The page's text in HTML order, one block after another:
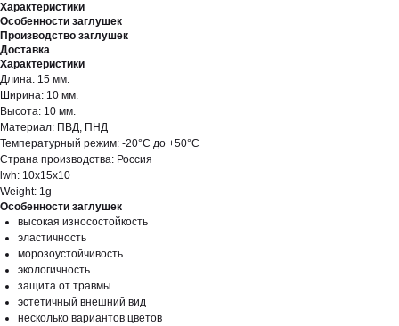
Характеристики
Особенности заглушек
Производство заглушек
Доставка
Характеристики
Длина: 15 мм.
Ширина: 10 мм.
Высота: 10 мм.
Материал: ПВД, ПНД
Температурный режим: -20°С до +50°С
Страна производства: Россия
lwh: 10x15x10
Weight: 1g
Особенности заглушек
высокая износостойкость
эластичность
морозоустойчивость
экологичность
защита от травмы
эстетичный внешний вид
несколько вариантов цветов